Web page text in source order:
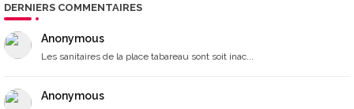
DERNIERS COMMENTAIRES
Anonymous
Les sanitaires de la place tabareau sont soit inac...
Anonymous